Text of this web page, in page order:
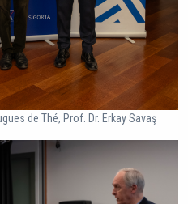
de Thé, Prof. Dr. Erkay Savaş